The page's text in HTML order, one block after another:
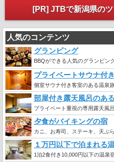
[PR] JTBで新潟県の
人気のコンテンツ
グランピング
BBQができる人気のグランピン
プライベートサウナ付
個室サウナ付き客室のある温泉
部屋付き露天風呂のあ
プライベート重視の専用露天風
夕食がバイキングの宿
カニ、お寿司、ステーキ、天ぷ
１万円以下で泊まれる
1泊2食付き10,000円以下の温泉